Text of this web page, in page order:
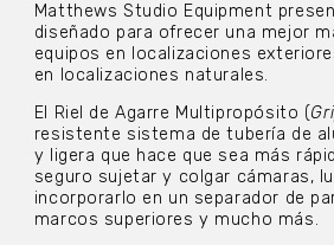
Matthews Studio Equipment
diseñado para ofrecer una mejor
equipos en localizaciones
en localizaciones naturales.
El Riel de Agarre Multipropósito (
resistente sistema de tubería de
y ligera que hace que sea más
seguro sujetar y colgar cámaras,
incorporarlo en un separador de
marcos superiores y mucho más.